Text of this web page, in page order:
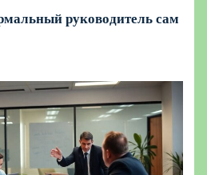
руководитель сам